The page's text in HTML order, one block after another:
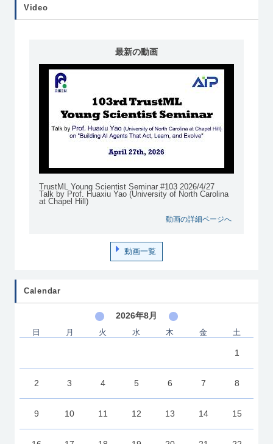
Video
最新の動画
TrustML Young Scientist Seminar #103 2026/4/27
Talk by Prof. Huaxiu Yao (University of North Carolina
at Chapel Hill)
動画の詳細ページへ
動画一覧
Calendar
2026年8月
日 月 火 水 木 金 土
1
2 3 4 5 6 7 8
9 10 11 12 13 14 15